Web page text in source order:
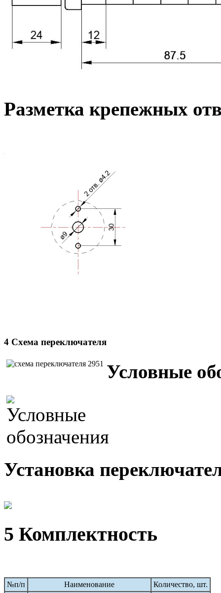
Разметка крепежных
4 Схема переключателя
Условные
Установка
5 Комплектность
№п/п Наименование
Количество, шт.